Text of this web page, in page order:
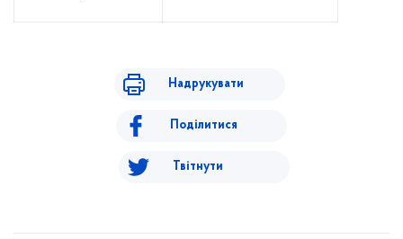
Надрукувати
Поділитися
Твітнути